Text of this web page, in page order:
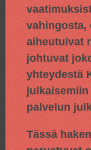
vahingosta,
aiheutuivat
johtuvat
yhteydestä
palvelun
Tässä